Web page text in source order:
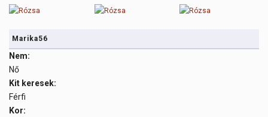
Marika56
Nem:
Nő
Kit keresek:
Férfi
Kor: